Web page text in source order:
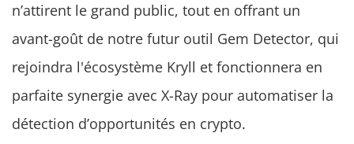
n’attirent le grand public, tout en offrant un
avant-goût de notre futur outil Gem Detector, qui
rejoindra l'écosystème Kryll et fonctionnera en
parfaite synergie avec X-Ray pour automatiser la
détection d’opportunités en crypto.